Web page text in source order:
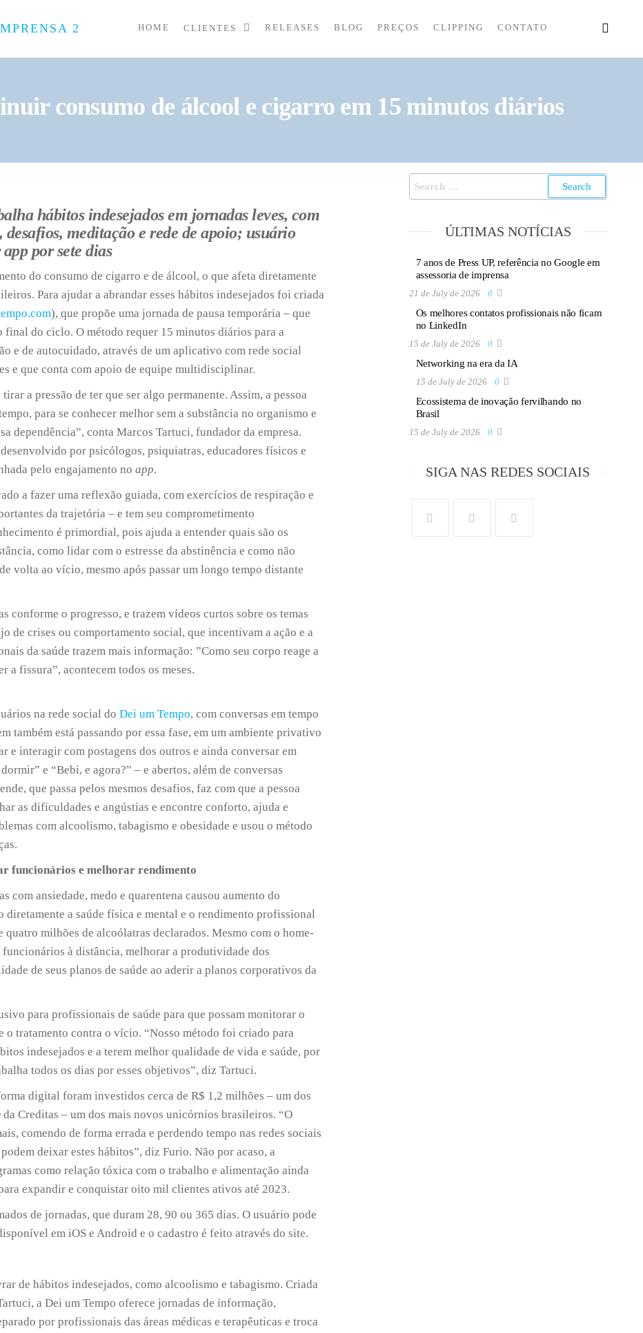
UP
Pequenas
HOME CLIENTES RELEASES BLOG PREÇOS CLIPPING CONTATO
consumo de álcool e cigarro em 15 minutos diários
hábitos indesejados em jornadas leves, com
meditação e rede de apoio; usuário
por sete dias
do consumo de cigarro e de álcool, o que afeta diretamente
Para ajudar a abrandar esses hábitos indesejados foi criada
), que propõe uma jornada de pausa temporária – que
do ciclo. O método requer 15 minutos diários para a
e de autocuidado, através de um aplicativo com rede social
e que conta com apoio de equipe multidisciplinar.
a pressão de ter que ser algo permanente. Assim, a pessoa
para se conhecer melhor sem a substância no organismo e
dependência”, conta Marcos Tartuci, fundador da empresa.
por psicólogos, psiquiatras, educadores físicos e
pelo engajamento noapp.
a fazer uma reflexão guiada, com exercícios de respiração e
da trajetória – e tem seu comprometimento
é primordial, pois ajuda a entender quais são os
como lidar com o estresse da abstinência e como não
volta ao vício, mesmo após passar um longo tempo distante
conforme o progresso, e trazem vídeos curtos sobre os temas
de crises ou comportamento social, que incentivam a ação e a
da saúde trazem mais informação: ”Como seu corpo reage a
a fissura”, acontecem todos os meses.
na rede social doDei um Tempo, com conversas em tempo
também está passando por essa fase, em um ambiente privativo
e interagir com postagens dos outros e ainda conversar em
e “Bebi, e agora?” – e abertos, além de conversas
que passa pelos mesmos desafios, faz com que a pessoa
as dificuldades e angústias e encontre conforto, ajuda e
com alcoolismo, tabagismo e obesidade e usou o método
funcionários e melhorar rendimento
com ansiedade, medo e quarentena causou aumento do
diretamente a saúde física e mental e o rendimento profissional
quatro milhões de alcoólatras declarados. Mesmo com o home-
à distância, melhorar a produtividade dos
de seus planos de saúde ao aderir a planos corporativos da
para profissionais de saúde para que possam monitorar o
o tratamento contra o vício. “Nosso método foi criado para
indesejados e a terem melhor qualidade de vida e saúde, por
todos os dias por esses objetivos”, diz Tartuci.
digital foram investidos cerca de R$ 1,2 milhões – um dos
Creditas – um dos mais novos unicórnios brasileiros. “O
comendo de forma errada e perdendo tempo nas redes sociais
deixar estes hábitos”, diz Furio. Não por acaso, a
como relação tóxica com o trabalho e alimentação ainda
expandir e conquistar oito mil clientes ativos até 2023.
de jornadas, que duram 28, 90 ou 365 dias. O usuário pode
em iOS e Android e o cadastro é feito através do site.
de hábitos indesejados, como alcoolismo e tabagismo. Criada
a Dei um Tempo oferece jornadas de informação,
por profissionais das áreas médicas e terapêuticas e troca
ÚLTIMAS NOTÍCIAS
7 anos de Press UP, referência no Google em
assessoria de imprensa
21 de July de 2026 0
Os melhores contatos profissionais não ficam
no LinkedIn
15 de July de 2026 0
Networking na era da IA
15 de July de 2026 0
Ecossistema de inovação fervilhando no
Brasil
15 de July de 2026 0
SIGA NAS REDES SOCIAIS